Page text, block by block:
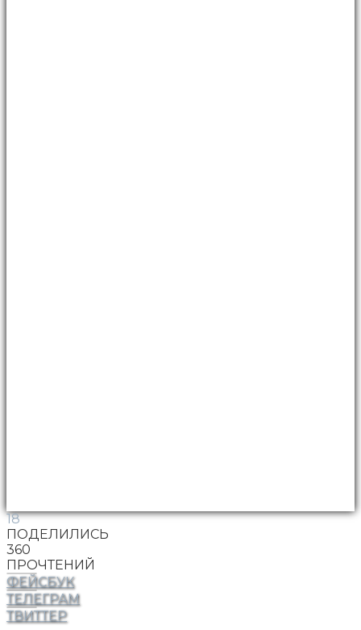
18
ПОДЕЛИЛИСЬ
360
ПРОЧТЕНИЙ
ФЕЙСБУК
ТЕЛЕГРАМ
ТВИТТЕР